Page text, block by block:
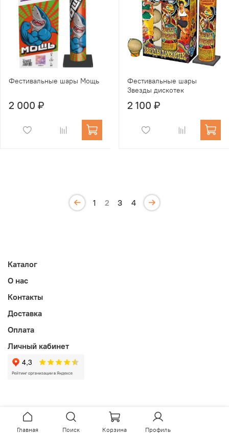
Фестивальные шары Мощь
2 000 ₽
Фестивальные шары
Звезды дискотек
2 100 ₽
1 2 3 4
Каталог
О нас
Контакты
Доставка
Оплата
Личный кабинет
Главная Поиск Корзина Профиль